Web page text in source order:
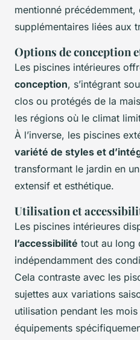
mentionné précédemment,
supplémentaires liées aux
Options de conception
Les piscines intérieures
conception, s’intégrant
clos ou protégés de la
les régions où le climat
À l’inverse, les piscines
variété de styles et
transformant le jardin en
extensif et esthétique.
Utilisation et
Les piscines intérieures
l’accessibilité tout au long
indépendamment des
Cela contraste avec les
sujettes aux variations
utilisation pendant les
équipements